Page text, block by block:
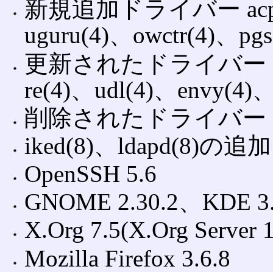
新規追加ドライバー
uguru(4)、owctr(4)、
更新されたドライバー
re(4)、udl(4)、envy(4)
削除されたドライバー
iked(8)、ldapd(8)の追加
OpenSSH 5.6
GNOME 2.30.2、KDE
X.Org 7.5(X.Org Server
Mozilla Firefox 3.6.8